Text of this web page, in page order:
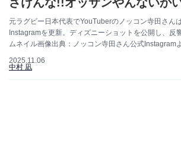
元ラグビー日本代表でYouTuberのノッコン寺田さん
Instagramを更新。ディズニーショットを公開し、反
ムネイル画像出典：ノッコン寺田さん公式Instagramよ
2025.11.06
中村 凪